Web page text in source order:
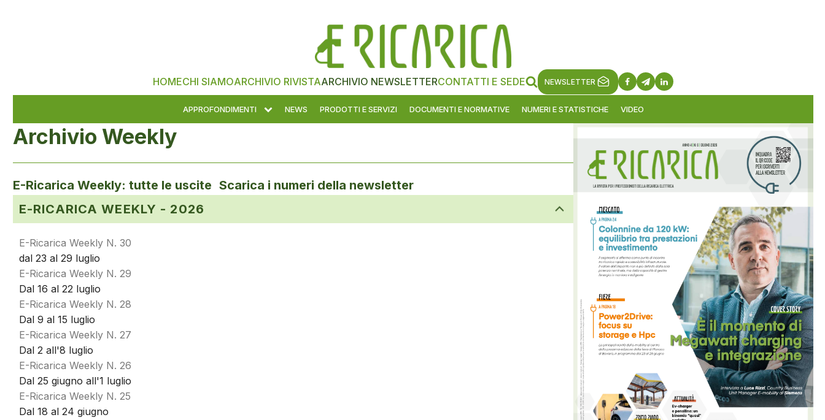
HOMECHI SIAMOARCHIVIO RIVISTAARCHIVIO NEWSLETTERCONTATTI E SEDE NEWSLETTER
APPROFONDIMENTI NEWS PRODOTTI E SERVIZI DOCUMENTI E NORMATIVE NUMERI E STATISTICHE VIDEO
Archivio Weekly
E-Ricarica Weekly: tutte le uscite Scarica i numeri della newsletter
E-RICARICA WEEKLY - 2026
E-Ricarica Weekly N. 30
dal 23 al 29 luglio
E-Ricarica Weekly N. 29
Dal 16 al 22 luglio
E-Ricarica Weekly N. 28
Dal 9 al 15 luglio
E-Ricarica Weekly N. 27
Dal 2 all'8 luglio
E-Ricarica Weekly N. 26
Dal 25 giugno all'1 luglio
E-Ricarica Weekly N. 25
Dal 18 al 24 giugno